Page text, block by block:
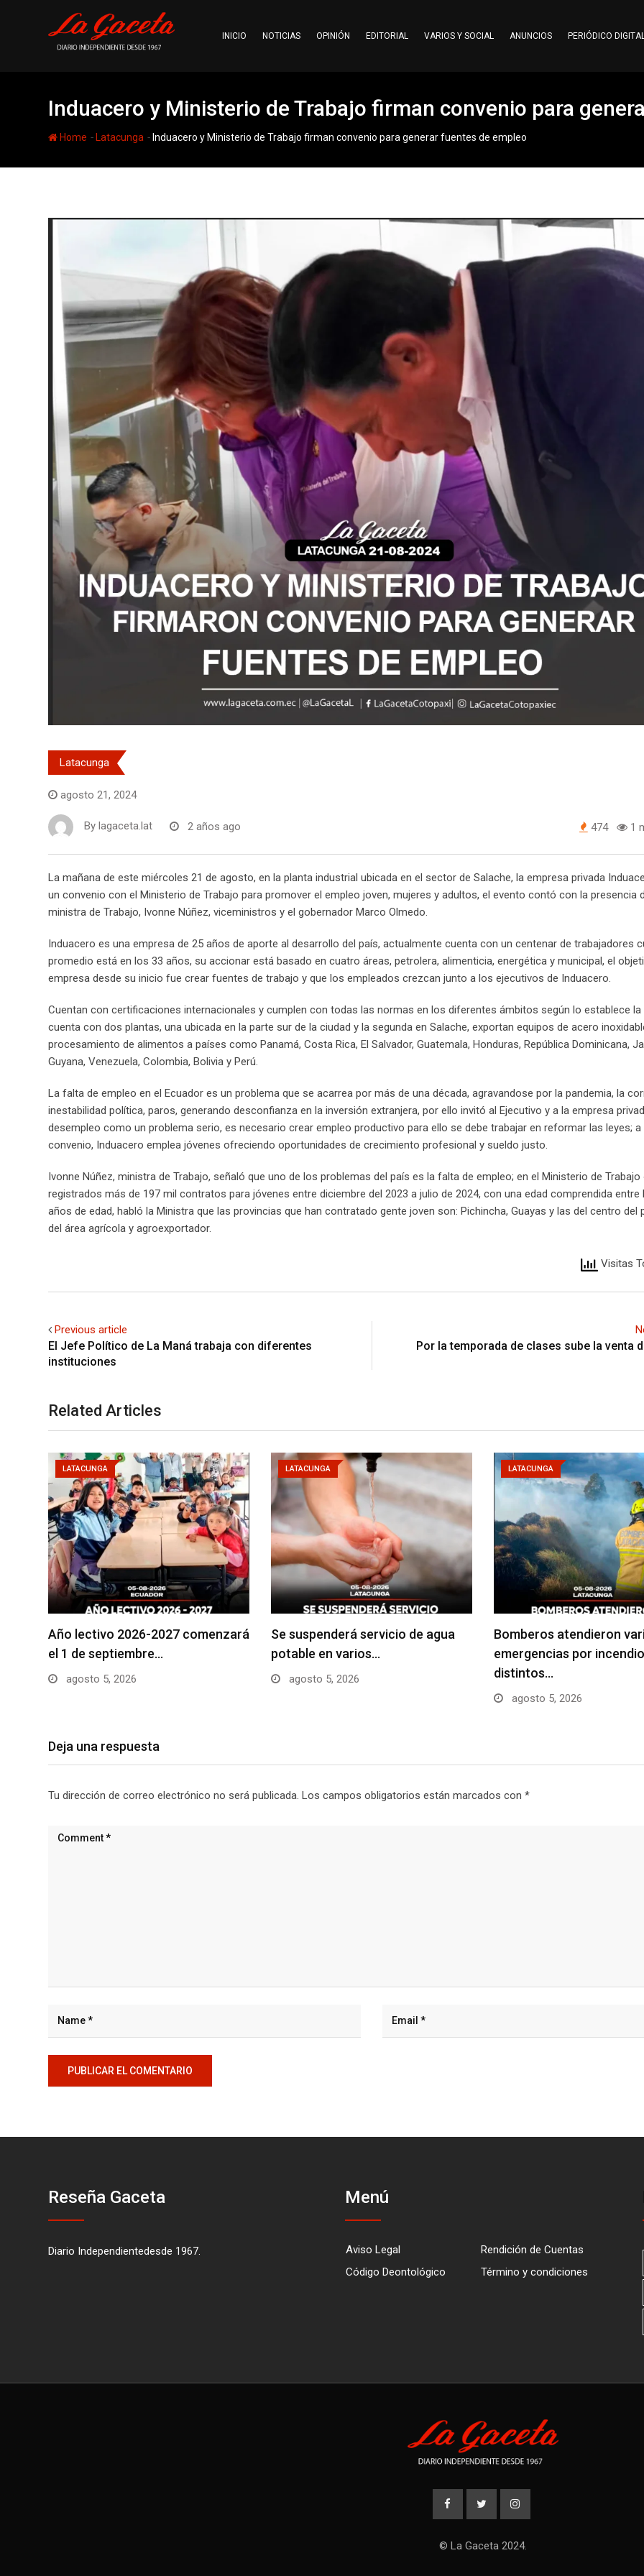
INICIO NOTICIAS OPINIÓN EDITORIAL VARIOS Y SOCIAL ANUNCIOS PERIÓDICO
Induacero y Ministerio de Trabajo firman convenio para
Home - Latacunga - Induacero y Ministerio de Trabajo firman convenio para generar fuentes de empleo
Latacunga
agosto 21, 2024
By lagaceta.lat 2 años ago 474 1
La mañana de este miércoles 21 de agosto, en la planta industrial ubicada en el sector de Salache, la empresa privada
un convenio con el Ministerio de Trabajo para promover el empleo joven, mujeres y adultos, el evento contó con la presencia
ministra de Trabajo, Ivonne Núñez, viceministros y el gobernador Marco Olmedo.
Induacero es una empresa de 25 años de aporte al desarrollo del país, actualmente cuenta con un centenar de trabajadores
promedio está en los 33 años, su accionar está basado en cuatro áreas, petrolera, alimenticia, energética y municipal, el
empresa desde su inicio fue crear fuentes de trabajo y que los empleados crezcan junto a los ejecutivos de Induacero.
Cuentan con certificaciones internacionales y cumplen con todas las normas en los diferentes ámbitos según lo establece la
cuenta con dos plantas, una ubicada en la parte sur de la ciudad y la segunda en Salache, exportan equipos de acero
procesamiento de alimentos a países como Panamá, Costa Rica, El Salvador, Guatemala, Honduras, República Dominicana,
Guyana, Venezuela, Colombia, Bolivia y Perú.
La falta de empleo en el Ecuador es un problema que se acarrea por más de una década, agravandose por la pandemia, la
inestabilidad política, paros, generando desconfianza en la inversión extranjera, por ello invitó al Ejecutivo y a la empresa
desempleo como un problema serio, es necesario crear empleo productivo para ello se debe trabajar en reformar las leyes; a
convenio, Induacero emplea jóvenes ofreciendo oportunidades de crecimiento profesional y sueldo justo.
Ivonne Núñez, ministra de Trabajo, señaló que uno de los problemas del país es la falta de empleo; en el Ministerio de Trabajo
registrados más de 197 mil contratos para jóvenes entre diciembre del 2023 a julio de 2024, con una edad comprendida entre
años de edad, habló la Ministra que las provincias que han contratado gente joven son: Pichincha, Guayas y las del centro del
del área agrícola y agroexportador.
Visitas
Previous article
El Jefe Político de La Maná trabaja con diferentes
instituciones
Por la temporada de clases sube la venta
Related Articles
LATACUNGA
Año lectivo 2026-2027 comenzará
el 1 de septiembre…
agosto 5, 2026
LATACUNGA
Se suspenderá servicio de agua
potable en varios…
agosto 5, 2026
LATACUNGA
Bomberos atendieron
emergencias por
distintos…
agosto 5, 2026
Deja una respuesta
Tu dirección de correo electrónico no será publicada. Los campos obligatorios están marcados con *
Reseña Gaceta
Diario Independientedesde 1967.
Menú
Aviso Legal
Rendición de Cuentas
Código Deontológico
Término y condiciones
© La Gaceta 2024.